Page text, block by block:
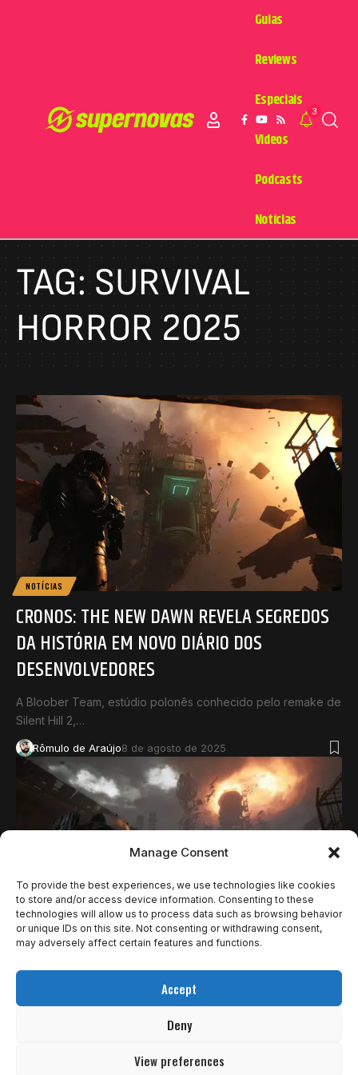
Manage Consent
To provide the best experiences, we use technologies like cookies
to store and/or access device information. Consenting to these
technologies will allow us to process data such as browsing behavior
or unique IDs on this site. Not consenting or withdrawing consent,
may adversely affect certain features and functions.
Accept
Deny
View preferences
Guias
Reviews
Especiais
Videos
Podcasts
Notícias
3
TAG:SURVIVAL
HORROR 2025
NOTÍCIAS
CRONOS: THE NEW DAWN REVELA SEGREDOS
DA HISTÓRIA EM NOVO DIÁRIO DOS
DESENVOLVEDORES
A Bloober Team, estúdio polonês conhecido pelo remake de
Silent Hill 2,…
Rômulo de Araújo8 de agosto de 2025
NOTÍCIAS
CRONOS: THE NEW DAWN ESTREIA EM 5 DE
SETEMBRO COM TRAILER INÉDITO
A Bloober Team confirmou hoje a data de lançamento de